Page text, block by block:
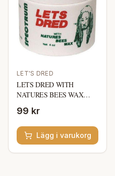
LET'S DRED
LETS DRED WITH
NATURES BEES WAX
99 kr
Lägg i varukorg